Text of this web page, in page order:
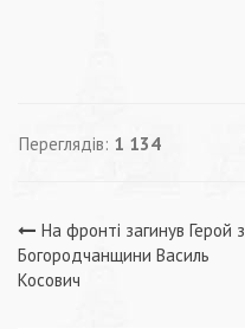
Переглядів: 1 134
Навігація
записів
На фронті загинув Герой з
Богородчанщини Василь
Косович